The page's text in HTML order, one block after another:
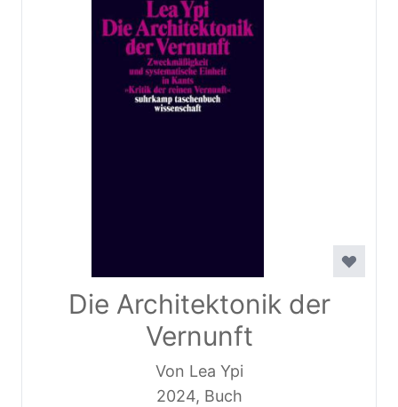
Die Architektonik der
Vernunft
Von Lea Ypi
2024, Buch